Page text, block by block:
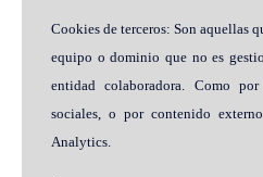
Cookies de terceros: Son aquellas
equipo o dominio que no es
entidad colaboradora. Como
sociales, o por contenido
Analytics.